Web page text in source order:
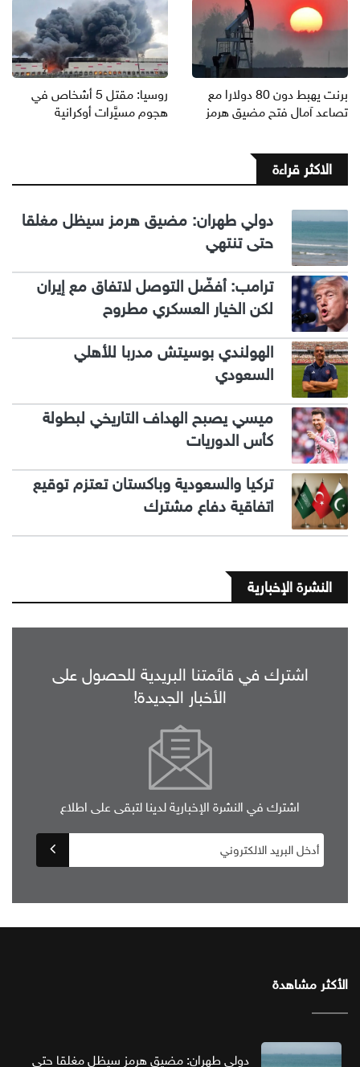
برنت يهبط دون 80 دولارا مع
تصاعد آمال فتح مضيق هرمز
روسيا: مقتل 5 أشخاص في
هجوم مسيَّرات أوكرانية
الاكثر قراءة
دولي طهران: مضيق هرمز سيظل مغلقا
حتى تنتهي
ترامب: أفضّل التوصل لاتفاق مع إيران
لكن الخيار العسكري مطروح
الهولندي بوسيتش مدربا للأهلي
السعودي
ميسي يصبح الهداف التاريخي لبطولة
كأس الدوريات
تركيا والسعودية وباكستان تعتزم توقيع
اتفاقية دفاع مشترك
النشرة الإخبارية
اشترك في قائمتنا البريدية للحصول على
الأخبار الجديدة!
اشترك في النشرة الإخبارية لدينا لتبقى على اطلاع
الأكثر مشاهدة
دولي طهران: مضيق هرمز سيظل مغلقا حتى